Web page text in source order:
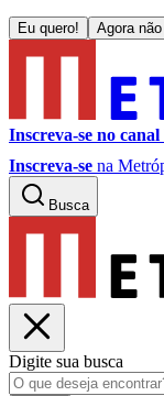
Eu quero! Agora não
Inscreva-se no canal
Inscreva-se na
Busca
Digite sua busca